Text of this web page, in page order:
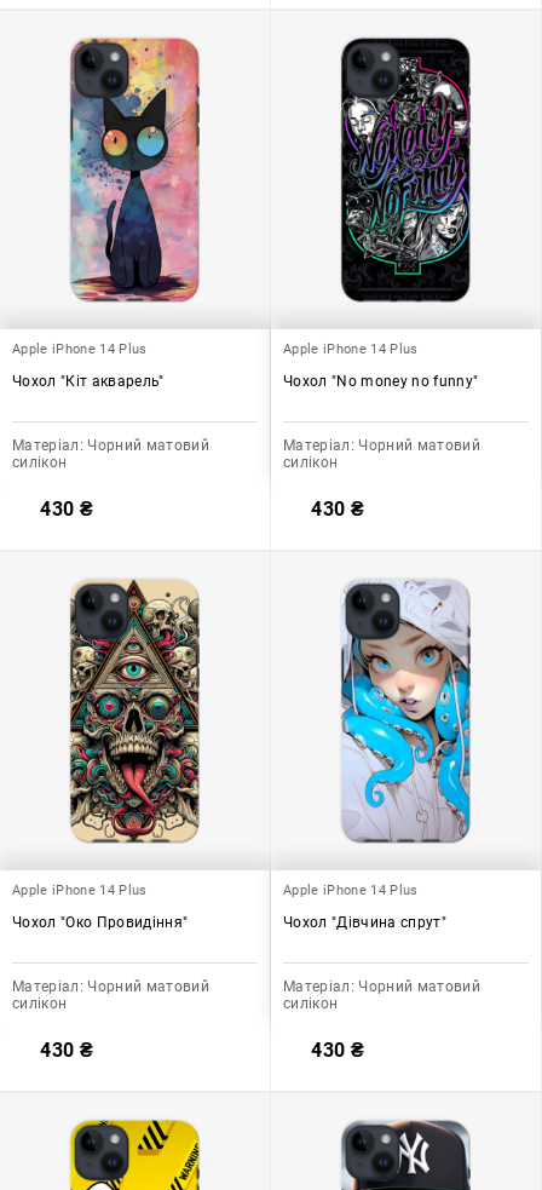
Apple iPhone 14 Plus
Чохол "Кіт акварель"
Матеріал: Чорний матовий
силікон
430 ₴
Apple iPhone 14 Plus
Чохол "No money no funny"
Матеріал: Чорний матовий
силікон
430 ₴
Apple iPhone 14 Plus
Чохол "Око Провидіння"
Матеріал: Чорний матовий
силікон
430 ₴
Apple iPhone 14 Plus
Чохол "Дівчина спрут"
Матеріал: Чорний матовий
силікон
430 ₴